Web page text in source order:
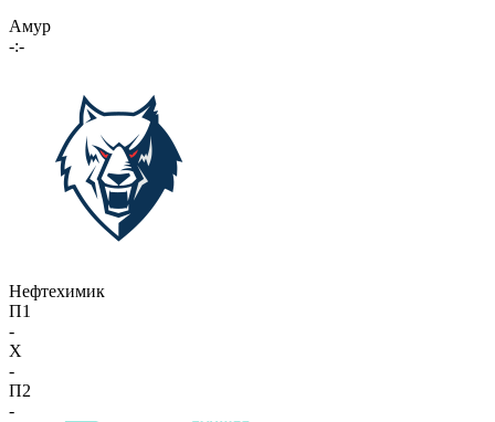
Амур
-:-
Нефтехимик
П1
-
X
-
П2
-